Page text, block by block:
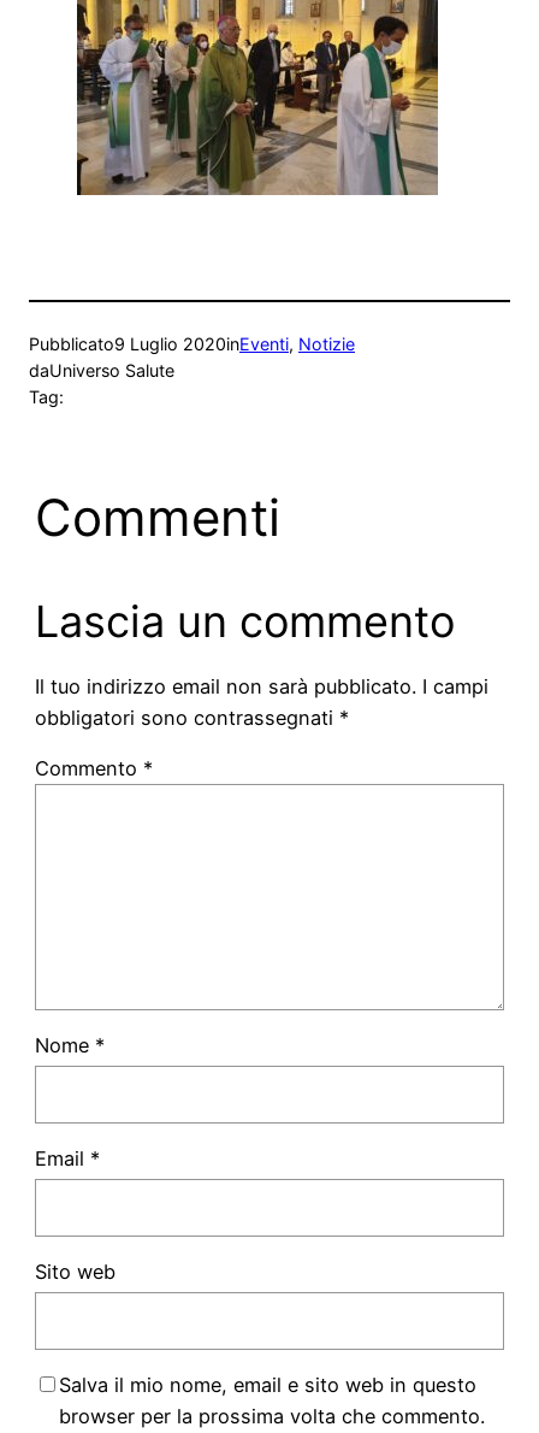
Pubblicato9 Luglio 2020inEventi, Notizie
daUniverso Salute
Tag:
Commenti
Lascia un commento
Il tuo indirizzo email non sarà pubblicato. I campi
obbligatori sono contrassegnati *
Commento *
Nome *
Email *
Sito web
Salva il mio nome, email e sito web in questo
browser per la prossima volta che commento.